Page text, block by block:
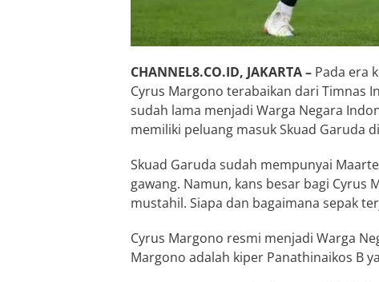
CHANNEL8.CO.ID, JAKARTA – Pada era
Cyrus Margono terabaikan dari Timnas
sudah lama menjadi Warga Negara
memiliki peluang masuk Skuad Garuda
Skuad Garuda sudah mempunyai
gawang. Namun, kans besar bagi Cyrus
mustahil. Siapa dan bagaimana sepak
Cyrus Margono resmi menjadi Warga
Margono adalah kiper Panathinaikos B